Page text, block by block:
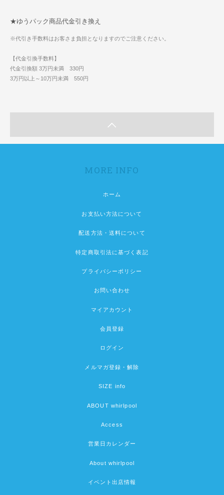
★ゆうパック商品代金引き換え
※代引き手数料はお客さま負担となりますのでご注意ください。
【代金引換手数料】
代金引換額 3万円未満 330円
3万円以上～10万円未満 550円
MORE INFO
ホーム
お支払い方法について
配送方法・送料について
特定商取引法に基づく表記
プライバシーポリシー
お問い合わせ
マイアカウント
会員登録
ログイン
メルマガ登録・解除
SIZE info
ABOUT whirlpool
Access
営業日カレンダー
About whirlpool
イベント出店情報